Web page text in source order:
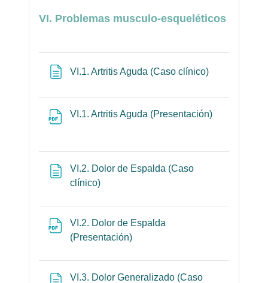
VI. Problemas musculo-esqueléticos
VI.1. Artritis Aguda (Caso clínico)Página
VI.1. Artritis Aguda (Presentación)Archivo
VI.2. Dolor de Espalda (Caso
clínico)Página
VI.2. Dolor de Espalda
(Presentación)
VI.3. Dolor Generalizado (Caso